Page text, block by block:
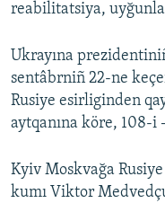
reabilitatsiya,
Ukrayına
sentâbrniñ 22-ne
Rusiye esirliginden
aytqanına köre, 108-i
Kyiv Moskvağa
kumı Viktor